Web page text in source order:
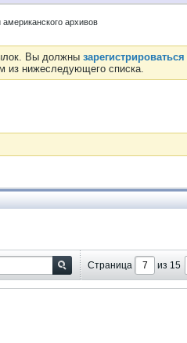
американского архивов
Вы должны зарегистрироваться
из нижеследующего списка.
Страница из 15